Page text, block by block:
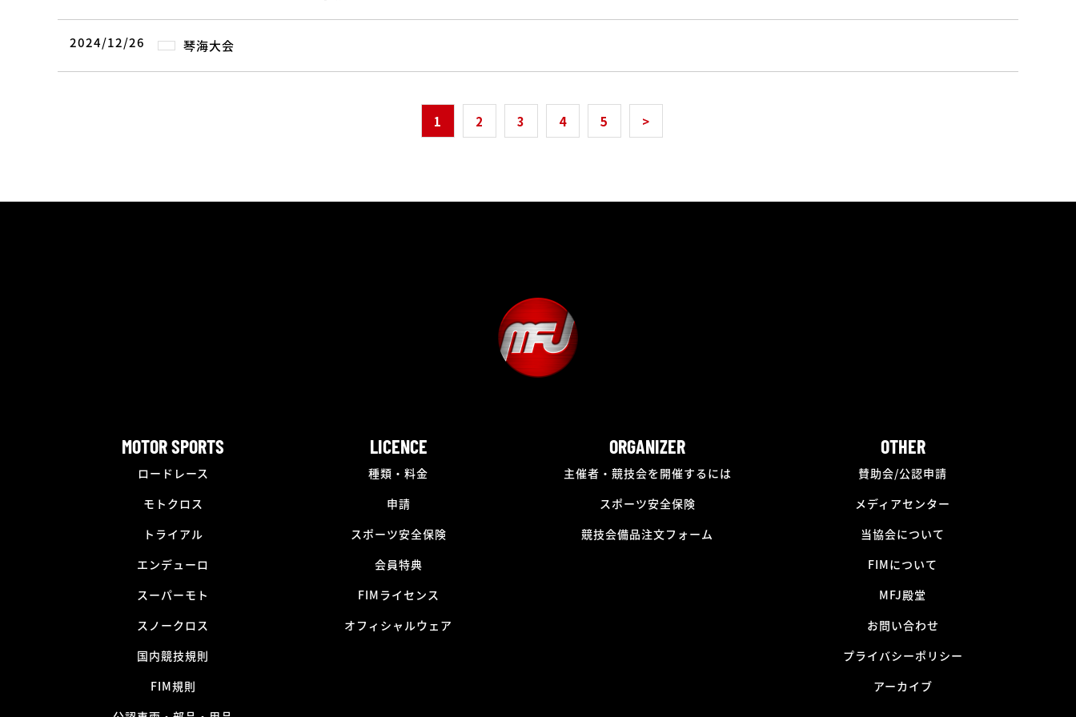
2024/12/26 琴海大会
1 2 3 4 5 >
MOTOR SPORTS
ロードレース
モトクロス
トライアル
エンデューロ
スーパーモト
スノークロス
国内競技規則
FIM規則
LICENCE
種類・料金
申請
スポーツ安全保険
会員特典
FIMライセンス
オフィシャルウェア
ORGANIZER
主催者・競技会を開催するには
スポーツ安全保険
競技会備品注文フォーム
OTHER
賛助会/公認申請
メディアセンター
当協会について
FIMについて
MFJ殿堂
お問い合わせ
プライバシーポリシー
アーカイブ